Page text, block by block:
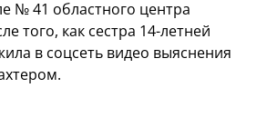
№ 41 областного центра
того, как сестра 14-летней
в соцсеть видео выяснения